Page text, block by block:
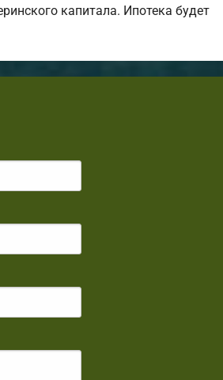
капитала. Ипотека будет